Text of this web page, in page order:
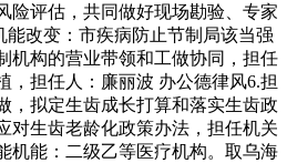
险评估，共同做好现场勘验、专家
能改变：市疾病防止节制局该当强
机构的营业带领和工做协同，担任
，担任人：廉丽波 办公德律风6.担
，拟定生齿成长打算和落实生齿政
对生齿老龄化政策办法，担任机关
机能：二级乙等医疗机构。取乌海